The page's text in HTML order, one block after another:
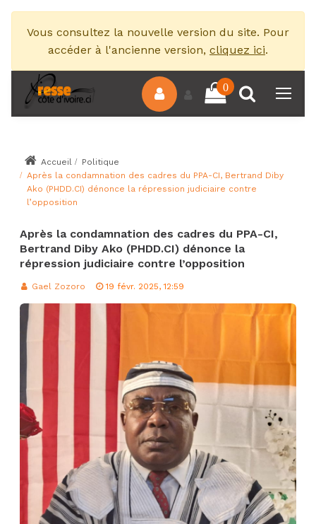
Vous consultez la nouvelle version du site. Pour
accéder à l'ancienne version, cliquez ici.
0
Accueil
Politique
Après la condamnation des cadres du PPA-CI, Bertrand Diby
Ako (PHDD.CI) dénonce la répression judiciaire contre
l’opposition
Après la condamnation des cadres du PPA-CI,
Bertrand Diby Ako (PHDD.CI) dénonce la
répression judiciaire contre l’opposition
Gael Zozoro 19 févr. 2025, 12:59